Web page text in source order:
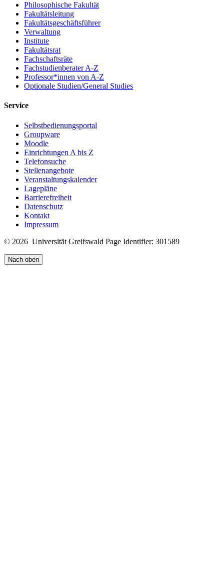
Philosophische Fakultät
Fakultätsleitung
Fakultätsgeschäftsführer
Verwaltung
Institute
Fakultätsrat
Fachschaftsräte
Fachstudienberater A-Z
Professor*innen von A-Z
Optionale Studien/General Studies
Service
Selbstbedienungsportal
Groupware
Moodle
Einrichtungen A bis Z
Telefonsuche
Stellenangebote
Veranstaltungskalender
Lagepläne
Barrierefreiheit
Datenschutz
Kontakt
Impressum
© 2026 Universität Greifswald Page Identifier: 301589
Nach oben